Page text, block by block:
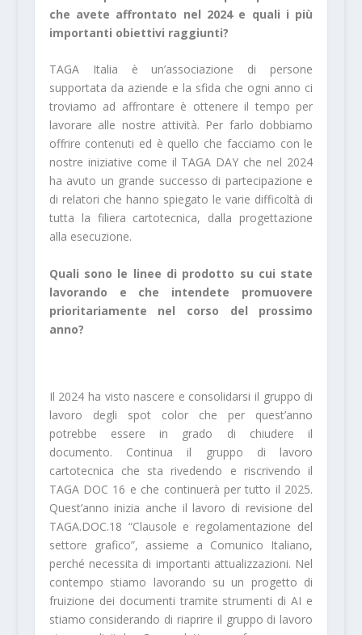
che avete affrontato nel 2024 e quali i più
importanti obiettivi raggiunti?
TAGA Italia è un’associazione di persone
supportata da aziende e la sfida che ogni anno ci
troviamo ad affrontare è ottenere il tempo per
lavorare alle nostre attività. Per farlo dobbiamo
offrire contenuti ed è quello che facciamo con le
nostre iniziative come il TAGA DAY che nel 2024
ha avuto un grande successo di partecipazione e
di relatori che hanno spiegato le varie difficoltà di
tutta la filiera cartotecnica, dalla progettazione
alla esecuzione.
Quali sono le linee di prodotto su cui state
lavorando e che intendete promuovere
prioritariamente nel corso del prossimo
anno?
Il 2024 ha visto nascere e consolidarsi il gruppo di
lavoro degli spot color che per quest’anno
potrebbe essere in grado di chiudere il
documento. Continua il gruppo di lavoro
cartotecnica che sta rivedendo e riscrivendo il
TAGA DOC 16 e che continuerà per tutto il 2025.
Quest’anno inizia anche il lavoro di revisione del
TAGA.DOC.18 “Clausole e regolamentazione del
settore grafico”, assieme a Comunico Italiano,
perché necessita di importanti attualizzazioni. Nel
contempo stiamo lavorando su un progetto di
fruizione dei documenti tramite strumenti di AI e
stiamo considerando di riaprire il gruppo di lavoro